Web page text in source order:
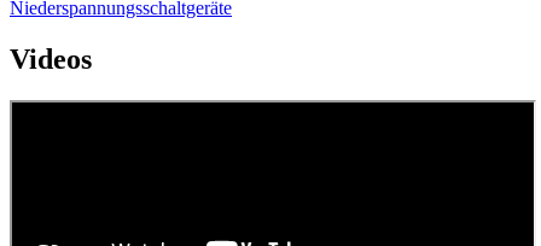
Niederspannungsschaltgeräte
Videos